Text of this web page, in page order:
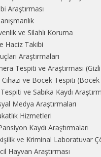
Araştırması
ve Silahlı Koruma
Haciz Takibi
Araştırmaları
Tespiti ve Araştırması
ve Böcek Tespiti
ve Sabıka Kaydı
Medya Araştırmaları
Hizmetleri
Kaydı Araştırmaları
ve Kriminal Laboratuvar
Hayvan Araştırması